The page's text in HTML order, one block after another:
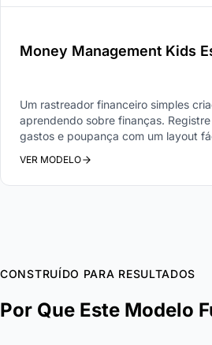
Money Management Kids
Um rastreador financeiro simples
aprendendo sobre finanças.
gastos e poupança com um layout
VER MODELO
CONSTRUÍDO PARA RESULTADOS
Por Que Este Modelo